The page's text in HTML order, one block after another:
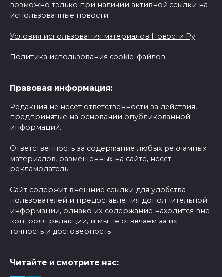
возможно только при наличии активной ссылки на
использованные новости.
Условия использования материалов Новости Ру
Политика использования cookie-файлов
Правовая информация:
Редакция не несет ответственности за действия,
предпринятые на основании опубликованной
информации.
Ответственность за содержание любых рекламных
материалов, размещенных на сайте, несет
рекламодатель.
Сайт содержит внешние ссылки для удобства
пользователей и предоставления дополнительной
информации, однако их содержание находится вне
контроля редакции, и мы не отвечаем за их
точность и достоверность.
Читайте и смотрите нас: